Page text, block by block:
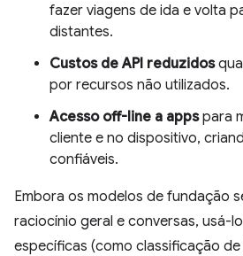
fazer viagens de ida e volta
distantes.
Custos de API reduzidos
por recursos não utilizados.
Acesso off-line a appspara
cliente e no dispositivo,
confiáveis.
Embora os modelos de fundação
raciocínio geral e conversas, usá-
específicas (como classificação